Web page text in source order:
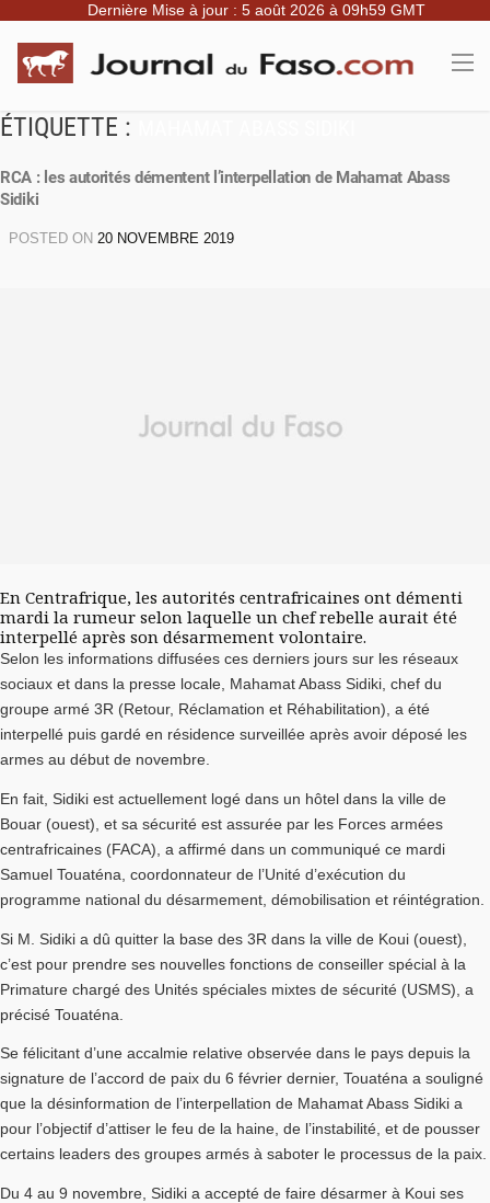
Dernière Mise à jour : 5 août 2026 à 09h59 GMT
ÉTIQUETTE :
RCA : les autorités démentent l’interpellation de Mahamat Abass
Sidiki
POSTED ON 20 NOVEMBRE 2019
En Centrafrique, les autorités centrafricaines ont démenti
mardi la rumeur selon laquelle un chef rebelle aurait été
interpellé après son désarmement volontaire.
Selon les informations diffusées ces derniers jours sur les réseaux
sociaux et dans la presse locale, Mahamat Abass Sidiki, chef du
groupe armé 3R (Retour, Réclamation et Réhabilitation), a été
interpellé puis gardé en résidence surveillée après avoir déposé les
armes au début de novembre.
En fait, Sidiki est actuellement logé dans un hôtel dans la ville de
Bouar (ouest), et sa sécurité est assurée par les Forces armées
centrafricaines (FACA), a affirmé dans un communiqué ce mardi
Samuel Touaténa, coordonnateur de l’Unité d’exécution du
programme national du désarmement, démobilisation et réintégration.
Si M. Sidiki a dû quitter la base des 3R dans la ville de Koui (ouest),
c’est pour prendre ses nouvelles fonctions de conseiller spécial à la
Primature chargé des Unités spéciales mixtes de sécurité (USMS), a
précisé Touaténa.
Se félicitant d’une accalmie relative observée dans le pays depuis la
signature de l’accord de paix du 6 février dernier, Touaténa a souligné
que la désinformation de l’interpellation de Mahamat Abass Sidiki a
pour l’objectif d’attiser le feu de la haine, de l’instabilité, et de pousser
certains leaders des groupes armés à saboter le processus de la paix.
Du 4 au 9 novembre, Sidiki a accepté de faire désarmer à Koui ses